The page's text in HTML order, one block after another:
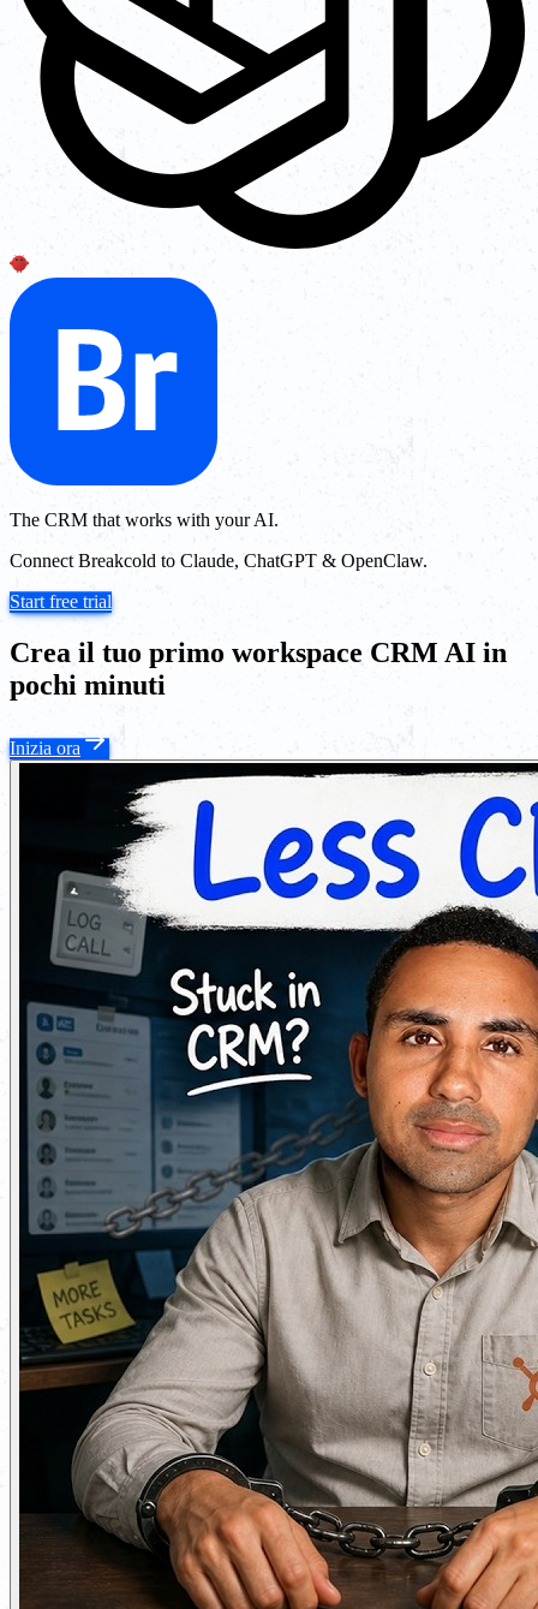
The CRM that works with your AI.
Connect Breakcold to Claude, ChatGPT & OpenClaw.
Start free trial
Crea il tuo primo workspace CRM AI in
pochi minuti
Inizia ora